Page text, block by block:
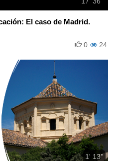
El caso de Madrid.
24
0
1' 13''